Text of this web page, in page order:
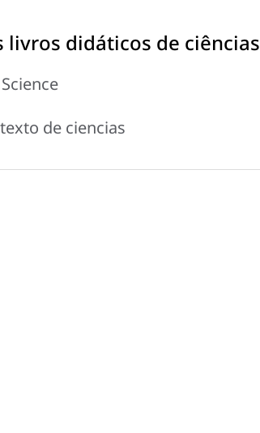
didáticos de ciências
de ciencias